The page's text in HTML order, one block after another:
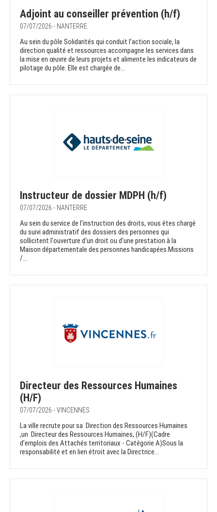
Adjoint au conseiller prévention (h/f)
07/07/2026 - NANTERRE
Au sein du pôle Solidarités qui conduit l’action sociale, la
direction qualité et ressources accompagne les services dans
la mise en œuvre de leurs projets et alimente les indicateurs de
pilotage du pôle. Elle est chargée de...
Instructeur de dossier MDPH (h/f)
07/07/2026 - NANTERRE
Au sein du service de l'instruction des droits, vous êtes chargé
du suivi administratif des dossiers des personnes qui
sollicitent l'ouverture d'un droit ou d'une prestation à la
Maison départementale des personnes handicapées.Missions
/...
Directeur des Ressources Humaines
(H/F)
07/07/2026 - VINCENNES
La ville recrute pour sa Direction des Ressources Humaines
,un Directeur des Ressources Humaines, (H/F)(Cadre
d’emplois des Attachés territoriaux - Catégorie A)Sous la
responsabilité et en lien étroit avec la Directrice...